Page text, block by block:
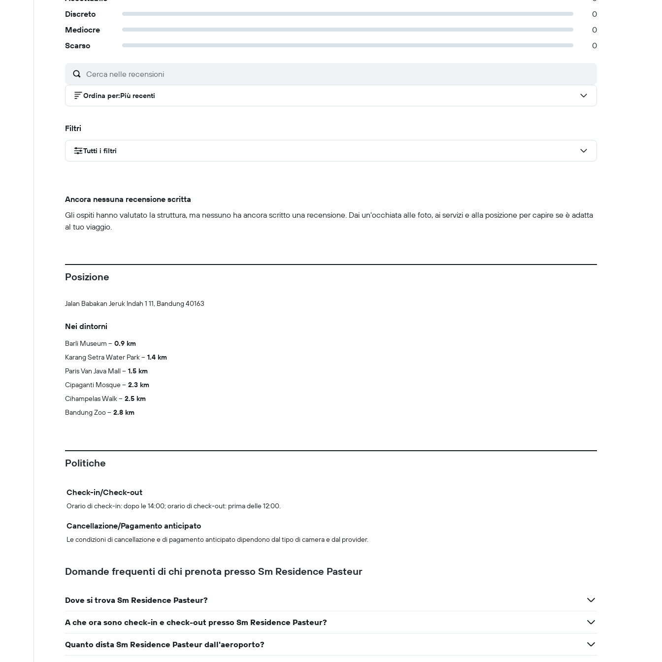
Discreto
0
Mediocre
0
Scarso
0
Ordina per:Più recenti
Filtri
Tutti i filtri
Ancora nessuna recensione scritta
Gli ospiti hanno valutato la struttura, ma nessuno ha ancora scritto una recensione. Dai un'occhiata alle foto, ai servizi e alla posizione per capire se è adatta
al tuo viaggio.
Posizione
Jalan Babakan Jeruk Indah 1 11, Bandung 40163
Nei dintorni
Barli Museum
0.9 km
Karang Setra Water Park
1.4 km
Paris Van Java Mall
1.5 km
Cipaganti Mosque
2.3 km
Cihampelas Walk
2.5 km
Bandung Zoo
2.8 km
Politiche
Check-in/Check-out
Orario di check-in: dopo le 14:00; orario di check-out: prima delle 12:00.
Cancellazione/Pagamento anticipato
Le condizioni di cancellazione e di pagamento anticipato dipendono dal tipo di camera e dal provider.
Domande frequenti di chi prenota presso Sm Residence Pasteur
Dove si trova Sm Residence Pasteur?
A che ora sono check-in e check-out presso Sm Residence Pasteur?
Quanto dista Sm Residence Pasteur dall'aeroporto?